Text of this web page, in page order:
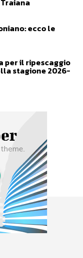
ecco le
per il ripescaggio
stagione 2026-